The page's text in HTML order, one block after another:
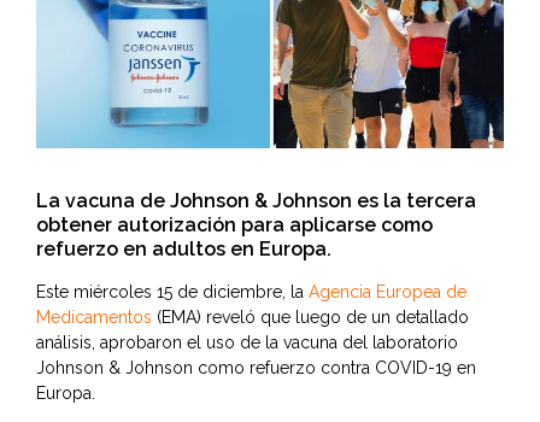
La vacuna de Johnson & Johnson es la tercera
obtener autorización para aplicarse como
refuerzo en adultos en Europa.
Este miércoles 15 de diciembre, la Agencia Europea de
Medicamentos (EMA) reveló que luego de un detallado
análisis, aprobaron el uso de la vacuna del laboratorio
Johnson & Johnson como refuerzo contra COVID-19 en
Europa.